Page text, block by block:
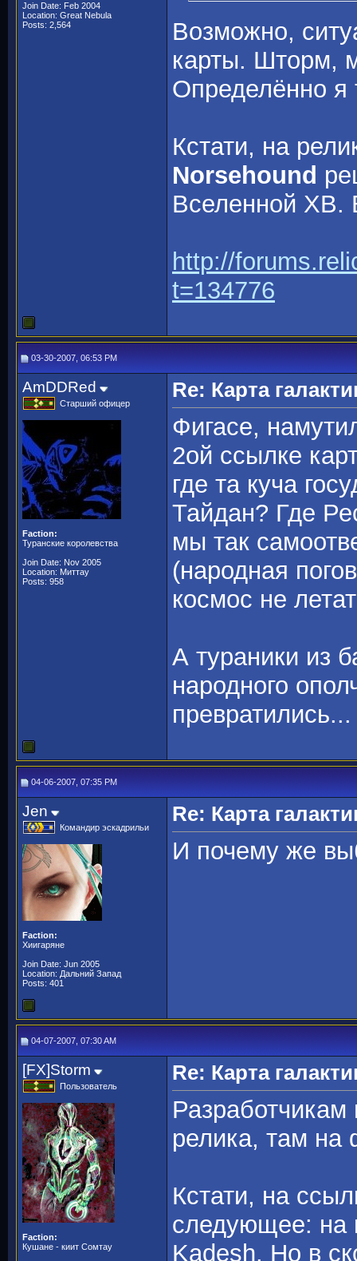
Join Date: Feb 2004
Location: Great Nebula
Posts: 2,564
Возможно,
карты. Шторм,
Определённо
Кстати, на
Norsehound
Вселенной ХВ.
http://
t=134776
03-30-2007, 06:53 PM
AmDDRed
Старший офицер
Faction:
Туранские королевства
Join Date: Nov 2005
Location: Миттау
Posts: 958
Re: Карта
Фигасе,
2ой ссылке
где та куча
Тайдан? Где
мы так
(народная
космос не
А тураники из
народного
превратились...
04-06-2007, 07:35 PM
Jen
Командир эскадрильи
Faction:
Хиигаряне
Join Date: Jun 2005
Location: Дальний Запад
Posts: 401
Re: Карта
И почему же
04-07-2007, 07:30 AM
[FX]Storm
Пользователь
Faction:
Кушане - киит Сомтау
Re: Карта
релика, там
Кстати, на
следующее: на
Kadesh. Но в